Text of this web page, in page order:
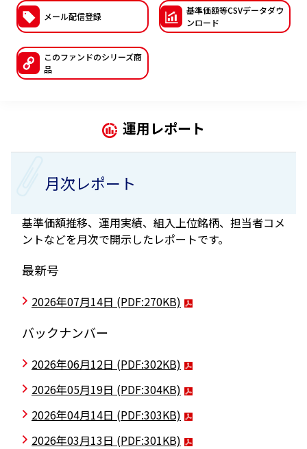
国内株式議決権行使の方針と判断基準
サステナビリティレポート等
メール配信登録
基準価額等CSVデータダウ
ンロード
このファンドのシリーズ商
品
運用レポート
月次レポート
基準価額推移、運用実績、組入上位銘柄、担当者コメ
ントなどを月次で開示したレポートです。
最新号
2026年07月14日 (PDF:270KB)
バックナンバー
2026年06月12日 (PDF:302KB)
2026年05月19日 (PDF:304KB)
2026年04月14日 (PDF:303KB)
2026年03月13日 (PDF:301KB)